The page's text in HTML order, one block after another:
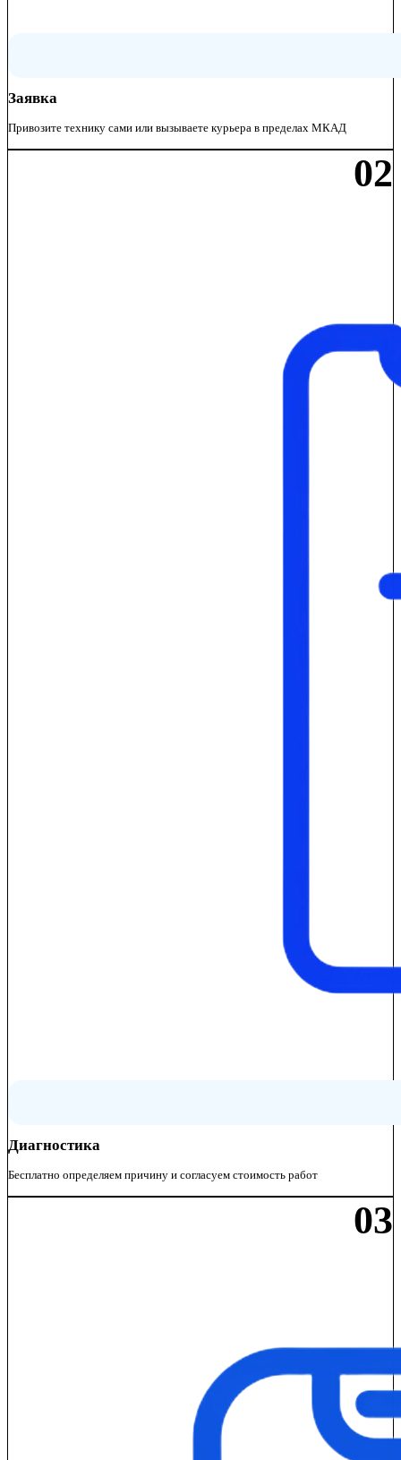
Заявка
Привозите технику сами или вызываете курьера в пределах МКАД
02
Диагностика
Бесплатно определяем причину и согласуем стоимость работ
03